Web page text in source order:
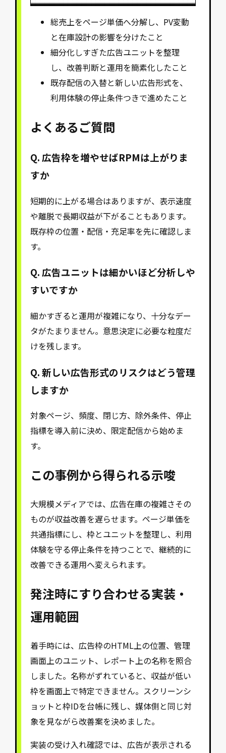
総売上をページ単価へ分解し、PV変動
と在庫設計の影響を分けたこと
細分化しすぎた広告ユニットを整理
し、改善判断と運用を簡素化したこと
既存配信の入替と新しい広告形式を、
利用体験の停止条件つきで進めたこと
よくあるご質問
Q. 広告枠を増やせばRPMは上がりま
すか
短期的に上がる場合はありますが、表示速度
や離脱で長期収益が下がることもあります。
既存枠の位置・配信・充足率を先に確認しま
す。
Q. 広告ユニットは細かいほど分析しや
すいですか
細かすぎると運用が複雑になり、十分なデー
タがたまりません。意思決定に必要な粒度だ
けを残します。
Q. 新しい広告形式のリスクはどう管理
しますか
対象ページ、頻度、閉じ方、除外条件、停止
指標を導入前に決め、限定配信から始めま
す。
この事例から得られる示唆
大規模メディアでは、広告在庫の複雑さその
ものが収益改善を遅らせます。ページ単価を
共通指標にし、枠とユニットを整理し、利用
体験を守る停止条件を持つことで、継続的に
改善できる運用へ変えられます。
発注時にすり合わせる実装・
運用範囲
着手時には、広告枠のHTML上の位置、管理
画面上のユニット、レポート上の名称を照合
しました。名称がずれていると、収益が低い
枠を画面上で特定できません。スクリーンシ
ョットと枠IDを台帳に残し、媒体側と同じ対
象を見ながら改善案を決めました。
実装の受け入れ確認では、広告が表示される